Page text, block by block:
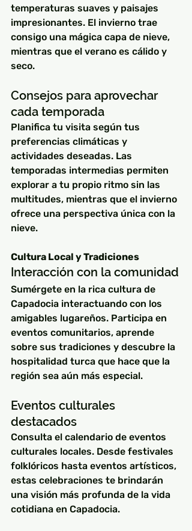
temperaturas suaves y paisajes
impresionantes. El invierno trae
consigo una mágica capa de nieve,
mientras que el verano es cálido y
seco.
Consejos para aprovechar
cada temporada
Planifica tu visita según tus
preferencias climáticas y
actividades deseadas. Las
temporadas intermedias permiten
explorar a tu propio ritmo sin las
multitudes, mientras que el invierno
ofrece una perspectiva única con la
nieve.
Cultura Local y Tradiciones
Interacción con la comunidad
Sumérgete en la rica cultura de
Capadocia interactuando con los
amigables lugareños. Participa en
eventos comunitarios, aprende
sobre sus tradiciones y descubre la
hospitalidad turca que hace que la
región sea aún más especial.
Eventos culturales
destacados
Consulta el calendario de eventos
culturales locales. Desde festivales
folklóricos hasta eventos artísticos,
estas celebraciones te brindarán
una visión más profunda de la vida
cotidiana en Capadocia.